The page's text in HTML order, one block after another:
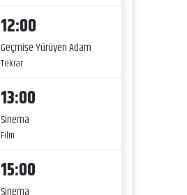
12:00
Geçmişe Yürüyen Adam
Tekrar
13:00
Sinema
Film
15:00